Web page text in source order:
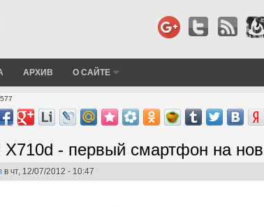
АРХИВ О САЙТЕ
X710d - первый смартфон на
в чт, 12/07/2012 - 10:47